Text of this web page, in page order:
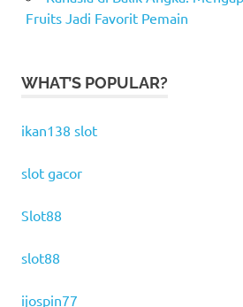
Fruits Jadi Favorit Pemain
WHAT’S POPULAR?
ikan138 slot
slot gacor
Slot88
slot88
ijospin77